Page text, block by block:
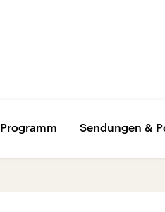
Programm Sendungen &